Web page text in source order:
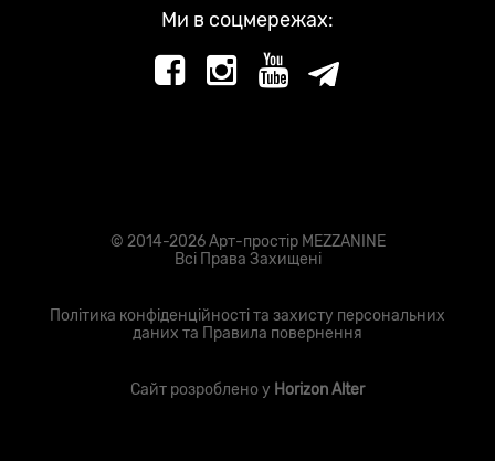
Ми в соцмережах:
© 2014-2026 Арт-простір MEZZANINE
Всі Права Захищені
Політика конфіденційності та захисту персональних
даних та Правила повернення
Сайт розроблено у Horizon Alter